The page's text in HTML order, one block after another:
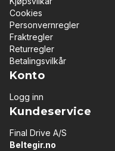
Cookies
Personvernregler
Fraktregler
Returregler
Betalingsvilkår
Konto
Logg inn
Kundeservice
Final Drive A/S
Beltegir.no